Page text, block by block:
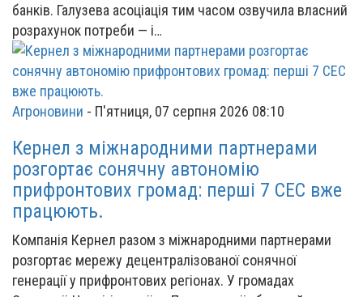
банків. Галузева асоціація тим часом озвучила власний
розрахунок потреби — і…
Агроновини - П'ятниця, 07 серпня 2026 08:10
Кернел з міжнародними партнерами
розгортає сонячну автономію
прифронтових громад: перші 7 СЕС вже
працюють.
Компанія Кернел разом з міжнародними партнерами
розгортає мережу децентралізованої сонячної
генерації у прифронтових регіонах. У громадах